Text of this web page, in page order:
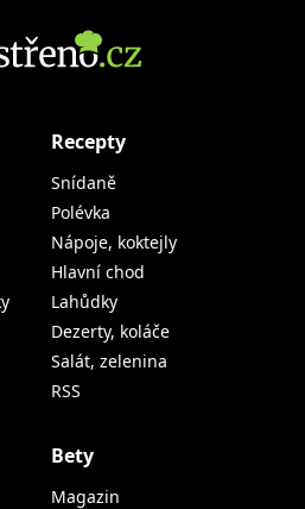
Recepty
Snídaně
Polévka
Nápoje, koktejly
Hlavní chod
Lahůdky
Dezerty, koláče
Salát, zelenina
RSS
Bety
Magazin